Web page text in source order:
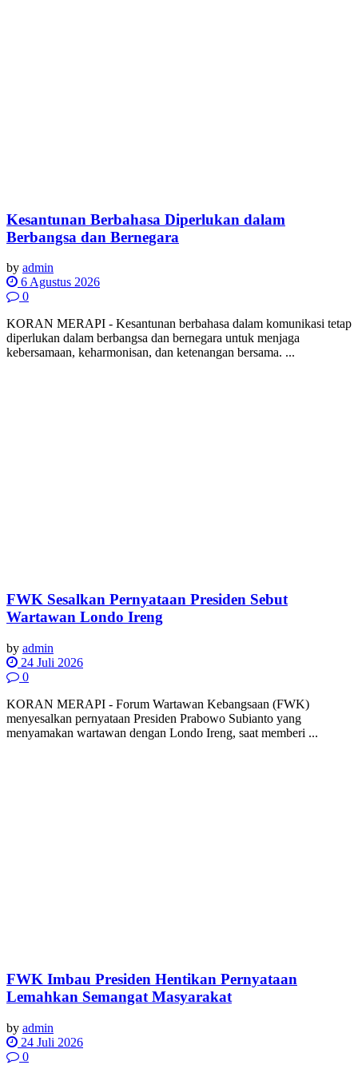
Kesantunan Berbahasa Diperlukan dalam
Berbangsa dan Bernegara
by admin
6 Agustus 2026
0
KORAN MERAPI - Kesantunan berbahasa dalam komunikasi tetap
diperlukan dalam berbangsa dan bernegara untuk menjaga
kebersamaan, keharmonisan, dan ketenangan bersama. ...
FWK Sesalkan Pernyataan Presiden Sebut
Wartawan Londo Ireng
by admin
24 Juli 2026
0
KORAN MERAPI - Forum Wartawan Kebangsaan (FWK)
menyesalkan pernyataan Presiden Prabowo Subianto yang
menyamakan wartawan dengan Londo Ireng, saat memberi ...
FWK Imbau Presiden Hentikan Pernyataan
Lemahkan Semangat Masyarakat
by admin
24 Juli 2026
0